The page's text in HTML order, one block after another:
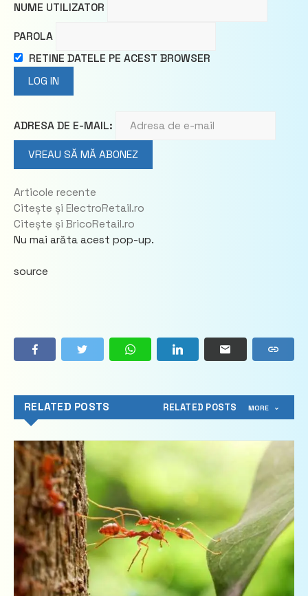
NUME UTILIZATOR
PAROLA
RETINE DATELE PE ACEST BROWSER
ADRESA DE E-MAIL:
Articole recente
Citește și ElectroRetail.ro
Citește și BricoRetail.ro
Nu mai arăta acest pop-up.
source
RELATED POSTS RELATED POSTS MORE